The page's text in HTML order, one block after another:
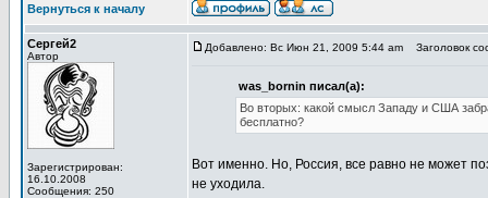
Вернуться к началу
Сергей2
Автор
Зарегистрирован:
16.10.2008
Сообщения: 250
Добавлено: Вс Июн 21, 2009 5:44 am Заголовок
was_bornin писал(а):
Во вторых: какой смысл Западу и США
бесплатно?
Вот именно. Но, Россия, все равно не может
не уходила.